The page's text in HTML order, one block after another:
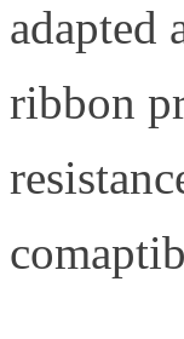
adapted
ribbon